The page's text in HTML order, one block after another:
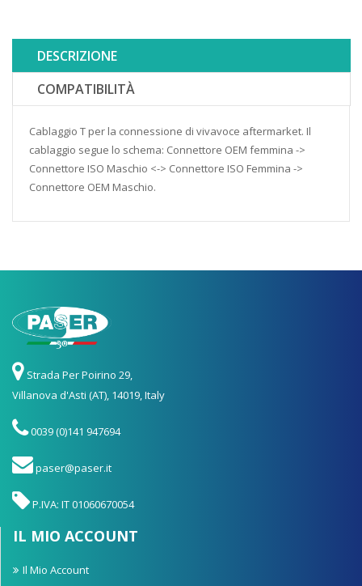
DESCRIZIONE
COMPATIBILITÀ
Cablaggio T per la connessione di vivavoce aftermarket. Il
cablaggio segue lo schema: Connettore OEM femmina ->
Connettore ISO Maschio <-> Connettore ISO Femmina ->
Connettore OEM Maschio.
Strada Per Poirino 29,
Villanova d'Asti (AT), 14019, Italy
0039 (0)141 947694
paser@paser.it
P.IVA: IT 01060670054
IL MIO ACCOUNT
Il Mio Account